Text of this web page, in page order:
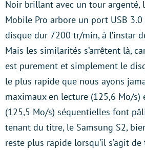
Noir brillant avec un tour argenté,
Mobile Pro arbore un port USB
disque dur 7200 tr/min, à l’instar
Mais les similarités s’arrêtent là,
est purement et simplement le
le plus rapide que nous ayons
maximaux en lecture (125,6 Mo/s)
(125,5 Mo/s) séquentielles font
tenant du titre, le Samsung S2,
reste plus rapide lorsqu’il s’agit